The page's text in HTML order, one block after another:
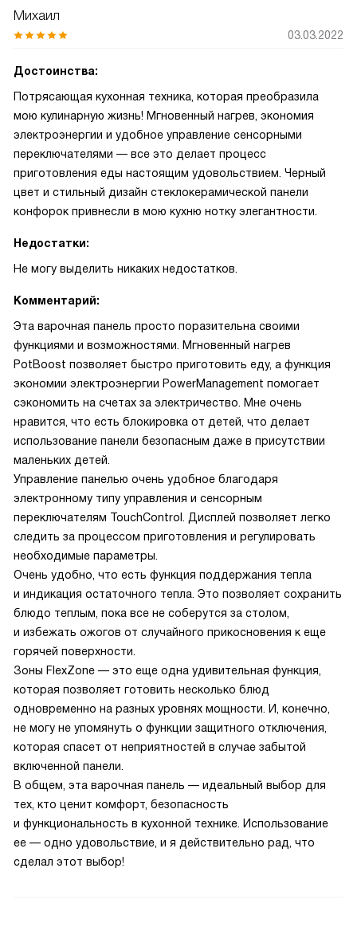
Михаил
03.03.2022
Достоинства:
Потрясающая кухонная техника, которая преобразила
мою кулинарную жизнь! Мгновенный нагрев, экономия
электроэнергии и удобное управление сенсорными
переключателями — все это делает процесс
приготовления еды настоящим удовольствием. Черный
цвет и стильный дизайн стеклокерамической панели
конфорок привнесли в мою кухню нотку элегантности.
Недостатки:
Не могу выделить никаких недостатков.
Комментарий:
Эта варочная панель просто поразительна своими
функциями и возможностями. Мгновенный нагрев
PotBoost позволяет быстро приготовить еду, а функция
экономии электроэнергии PowerManagement помогает
сэкономить на счетах за электричество. Мне очень
нравится, что есть блокировка от детей, что делает
использование панели безопасным даже в присутствии
маленьких детей.
Управление панелью очень удобное благодаря
электронному типу управления и сенсорным
переключателям TouchControl. Дисплей позволяет легко
следить за процессом приготовления и регулировать
необходимые параметры.
Очень удобно, что есть функция поддержания тепла
и индикация остаточного тепла. Это позволяет сохранить
блюдо теплым, пока все не соберутся за столом,
и избежать ожогов от случайного прикосновения к еще
горячей поверхности.
Зоны FlexZone — это еще одна удивительная функция,
которая позволяет готовить несколько блюд
одновременно на разных уровнях мощности. И, конечно,
не могу не упомянуть о функции защитного отключения,
которая спасет от неприятностей в случае забытой
включенной панели.
В общем, эта варочная панель — идеальный выбор для
тех, кто ценит комфорт, безопасность
и функциональность в кухонной технике. Использование
ее — одно удовольствие, и я действительно рад, что
сделал этот выбор!